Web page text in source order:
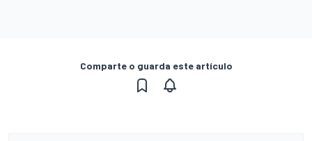
Comparte o guarda este artículo